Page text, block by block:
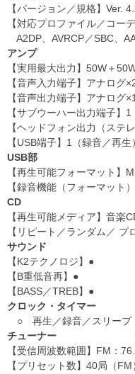
【バージョン／規格】Ver.
【対応プロファイル／コーデ
A2DP、AVRCP／SBC、
アンプ
【実用最大出力】50W＋
【音声入力端子】アナログ
【音声出力端子】アナログ×1
【サブウーハー出力端子】1
【ヘッドフォン出力（ステ
【USB端子】1（録音／再生）
USB部
【再生可能フォーマット】
【録音機能（フォーマット
CD
【再生可能メディア】音楽
【リピート／ランダム／
サウンド
【K2テクノロジ】●
【B重低音再】●
【BASS／TREB】●
クロック・タイマー
○ 再生／録音／スリープ
チューナー
【受信周波数範囲】FM：
【プリセット数】40局（FM